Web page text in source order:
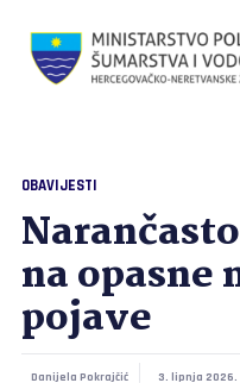
OBAVIJESTI
na opasne
pojave
Danijela Pokrajčić 3. lipnja 2026.